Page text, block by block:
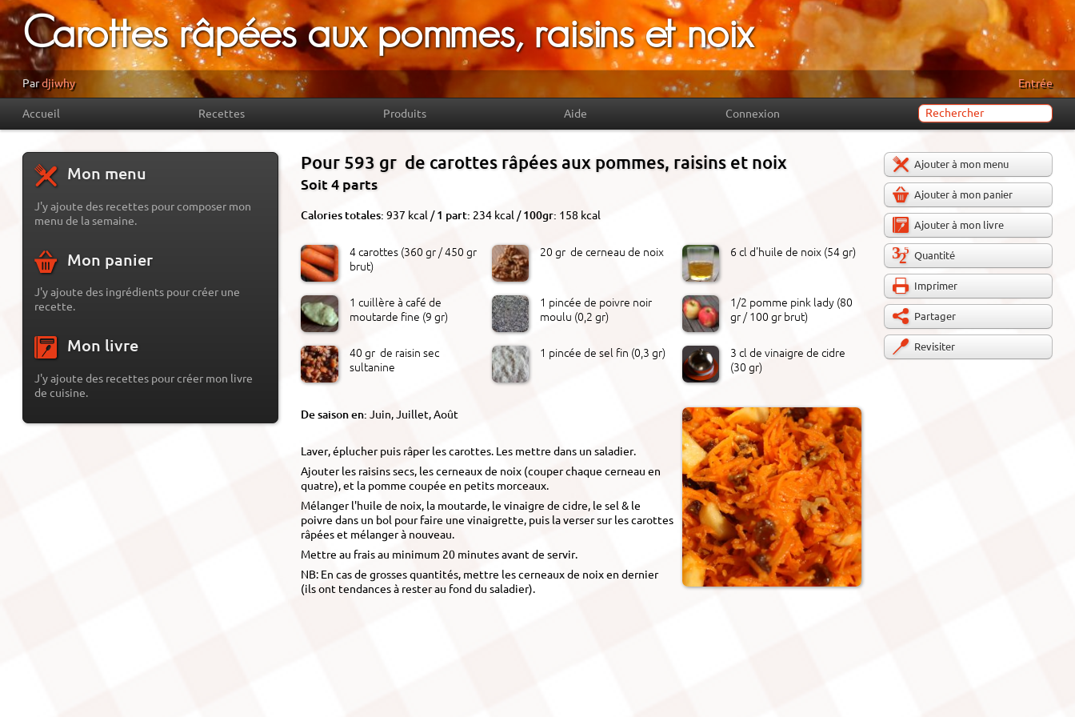
Carottes râpées aux pommes, raisins et noix
Pardjiwhy Entrée
Accueil Recettes Produits Aide Connexion
Mon menu
J'y ajoute des recettes pour composer mon
menu de la semaine.
Mon panier
J'y ajoute des ingrédients pour créer une
recette.
Mon livre
J'y ajoute des recettes pour créer mon livre
de cuisine.
Pour 593 gr de carottes râpées aux pommes, raisins et noix
Soit 4 parts
Calories totales:937 kcal /1 part: 234 kcal /100gr: 158 kcal
4 carottes (360 gr / 450 gr
brut)
20 gr de cerneau de noix 6 cl d'huile de noix (54 gr)
1 cuillère à café de
moutarde fine (9 gr)
1 pincée de poivre noir
moulu (0,2 gr)
1/2 pomme pink lady (80
gr / 100 gr brut)
40 gr de raisin sec
sultanine
1 pincée de sel fin (0,3 gr)
3 cl de vinaigre de cidre
(30 gr)
De saison en:Juin, Juillet, Août
Laver, éplucher puis râper les carottes. Les mettre dans un saladier.
Ajouter les raisins secs, les cerneaux de noix (couper chaque cerneau en
quatre), et la pomme coupée en petits morceaux.
Mélanger l'huile de noix, la moutarde, le vinaigre de cidre, le sel & le
poivre dans un bol pour faire une vinaigrette, puis la verser sur les carottes
râpées et mélanger à nouveau.
Mettre au frais au minimum 20 minutes avant de servir.
NB: En cas de grosses quantités, mettre les cerneaux de noix en dernier
(ils ont tendances à rester au fond du saladier).
Ajouter à mon menu
Ajouter à mon panier
Ajouter à mon livre
Quantité
Imprimer
Partager
Revisiter